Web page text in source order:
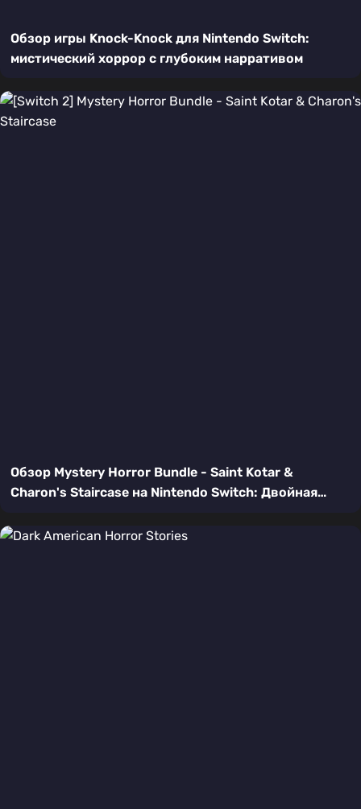
Обзор игры Knock-Knock для Nintendo Switch:
мистический хоррор с глубоким нарративом
Обзор Mystery Horror Bundle - Saint Kotar &
Charon's Staircase на Nintendo Switch: Двойная